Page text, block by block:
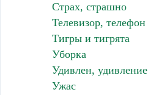
Страх, страшно
Телевизор, телефон
Тигры и тигрята
Уборка
Удивлен, удивление
Ужас